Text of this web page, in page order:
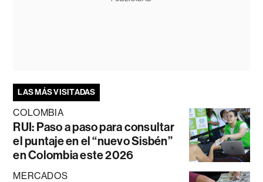
LAS MÁS VISITADAS
COLOMBIA
RUI: Paso a paso para consultar
el puntaje en el “nuevo Sisbén”
en Colombia este 2026
MERCADOS